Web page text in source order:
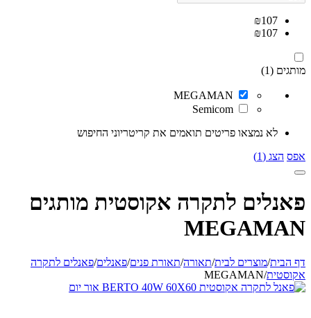
₪107
₪107
מותגים (1)
MEGAMAN
Semicom
לא נמצאו פריטים תואמים את קריטריוני החיפוש
אפס הצג (1)
פאנלים לתקרה אקוסטית מותגים
MEGAMAN
דף הבית/מוצרים לבית/תאורה/תאורת פנים/פאנלים/פאנלים לתקרה
אקוסטית/
MEGAMAN